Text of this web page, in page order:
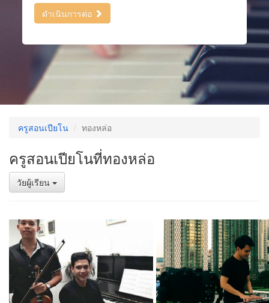
ดำเนินการต่อ
ครูสอนเปียโน ทองหล่อ
ครูสอนเปียโนที่ทองหล่อ
วัยผู้เรียน